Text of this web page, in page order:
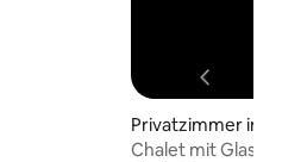
Privatzimmer in
Chalet mit